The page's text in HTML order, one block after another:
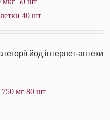
мкг 50 шт
40 шт
йод інтернет-аптеки
750 мг 80 шт